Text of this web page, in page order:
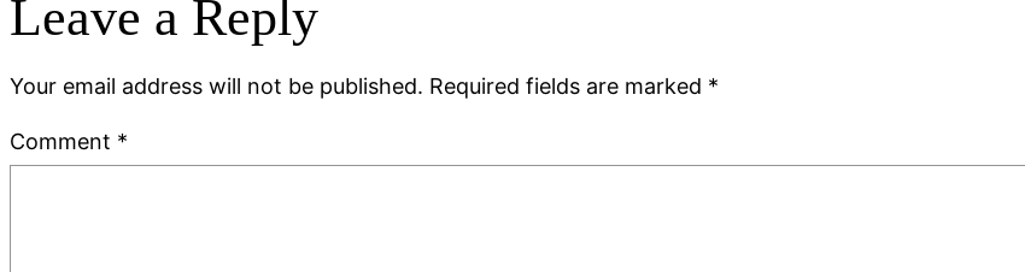
Leave a Reply
Your email address will not be published. Required fields are marked *
Comment *